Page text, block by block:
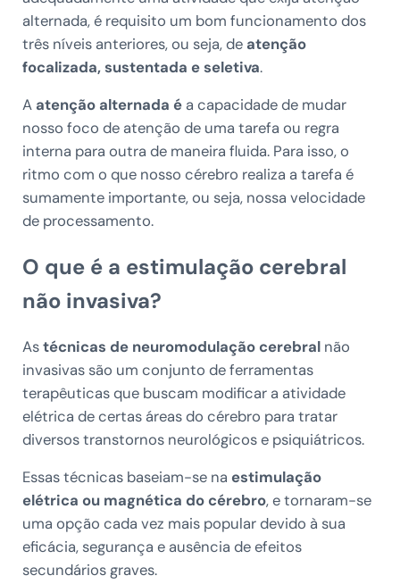
alternada, é requisito um bom funcionamento dos
três níveis anteriores, ou seja, de atenção
focalizada, sustentada e seletiva.
A atenção alternada éa capacidade de mudar
nosso foco de atenção de uma tarefa ou regra
interna para outra de maneira fluida. Para isso, o
ritmo com o que nosso cérebro realiza a tarefa é
sumamente importante, ou seja, nossa velocidade
de processamento.
O que é a estimulação cerebral
não invasiva?
Astécnicas de neuromodulação cerebral não
invasivas são um conjunto de ferramentas
terapêuticas que buscam modificar a atividade
elétrica de certas áreas do cérebro para tratar
diversos transtornos neurológicos e psiquiátricos.
Essas técnicas baseiam-se na estimulação
elétrica ou magnética do cérebro, e tornaram-se
uma opção cada vez mais popular devido à sua
eficácia, segurança e ausência de efeitos
secundários graves.